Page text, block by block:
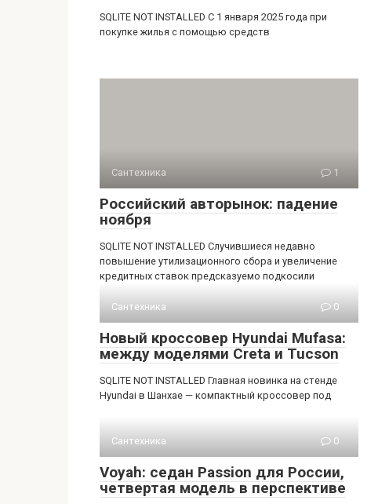
SQLITE NOT INSTALLED С 1 января 2025 года при
покупке жилья с помощью средств
Сантехника 1
Российский авторынок: падение
ноября
SQLITE NOT INSTALLED Случившиеся недавно
повышение утилизационного сбора и увеличение
кредитных ставок предсказуемо подкосили
Сантехника 0
Новый кроссовер Hyundai Mufasa:
между моделями Creta и Tucson
SQLITE NOT INSTALLED Главная новинка на стенде
Hyundai в Шанхае — компактный кроссовер под
Сантехника 0
Voyah: седан Passion для России,
четвертая модель в перспективе